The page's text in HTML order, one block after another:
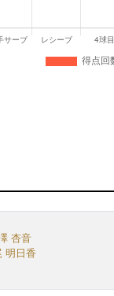
杏音
明日香